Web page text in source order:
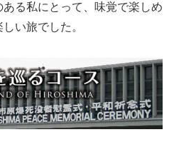
る私にとって、味覚で楽しめ
い旅でした。